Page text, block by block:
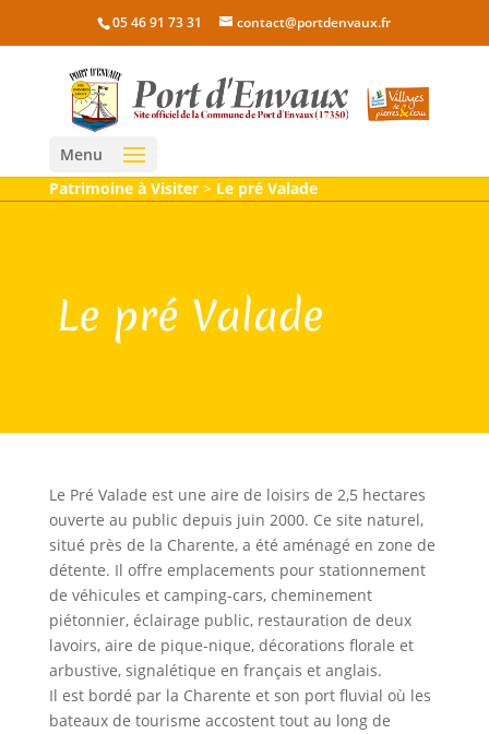
05 46 91 73 31 contact@portdenvaux.fr
Menu
Patrimoine à Visiter> Le pré Valade
Le pré Valade
Le Pré Valade est une aire de loisirs de 2,5 hectares
ouverte au public depuis juin 2000. Ce site naturel,
situé près de la Charente, a été aménagé en zone de
détente. Il offre emplacements pour stationnement
de véhicules et camping-cars, cheminement
piétonnier, éclairage public, restauration de deux
lavoirs, aire de pique-nique, décorations florale et
arbustive, signalétique en français et anglais.
Il est bordé par la Charente et son port fluvial où les
bateaux de tourisme accostent tout au long de